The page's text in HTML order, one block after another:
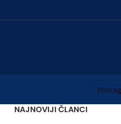
NAJNOVIJI ČLANCI